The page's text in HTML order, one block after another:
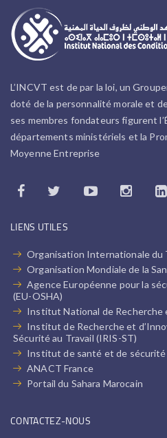
L’INCVT est de par la loi, un
doté de la personnalité morale et
ses membres fondateurs figurent
départements ministériels et la
Moyenne Entreprise
LIENS UTILES
Organisation Internationale du
Organisation Mondiale de la
Agence Européenne pour la
(EU-OSHA)
Institut National de Recherche
Institut de Recherche et
Sécurité au Travail (IRIS-ST)
Institut de santé et de sécurité
ANACT France
Portail du Sahara Marocain
CONTACTEZ-NOUS